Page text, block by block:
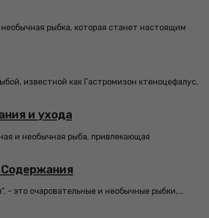
рыбка, которая станет настоящим
известной как Гастромизон ктеноцефалус,
и ухода
и необычная рыба, привлекающая
Содержания
- это очаровательные и необычные рыбки,...